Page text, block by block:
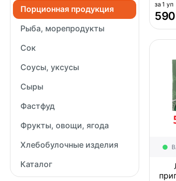
‍590‍
за 1 уп
Порционная продукция
Рыба, морепродукты
Сок
Соусы, уксусы
Сыры
Фастфуд
Фрукты, овощи, ягода
Хлебобулочные изделия
Каталог